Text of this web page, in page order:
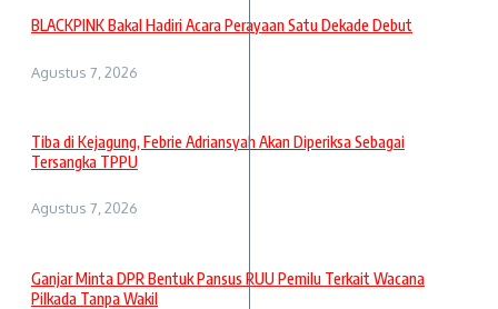
BLACKPINK Bakal Hadiri Acara Perayaan Satu Dekade Debut
Agustus 7, 2026
Tiba di Kejagung, Febrie Adriansyah Akan Diperiksa Sebagai
Tersangka TPPU
Agustus 7, 2026
Ganjar Minta DPR Bentuk Pansus RUU Pemilu Terkait Wacana
Pilkada Tanpa Wakil